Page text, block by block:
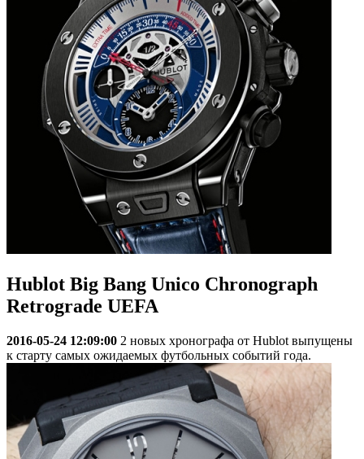
Hublot Big Bang Unico Chronograph
Retrograde UEFA
2016-05-24 12:09:00 2 новых хронографа от Hublot выпущены
к старту самых ожидаемых футбольных событий года.